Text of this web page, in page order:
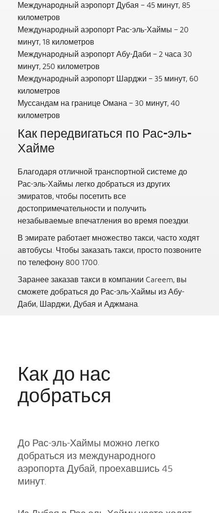
Международный аэропорт Дубая – 45 минут, 85
километров
Международный аэропорт Рас-эль-Хаймы – 20
минут, 18 километров
Международный аэропорт Абу-Даби – 2 часа 30
минут, 250 километров
Международный аэропорт Шарджи – 35 минут, 60
километров
Муссандам на границе Омана – 30 минут, 40
километров
Как передвигаться по Рас-эль-
Хайме
Благодаря отличной транспортной системе до
Рас-эль-Хаймы легко добраться из других
эмиратов, чтобы посетить все
достопримечательности и получить
незабываемые впечатления во время поездки.
В эмирате работает множество такси, часто ходят
автобусы. Чтобы заказать такси, просто позвоните
по телефону 800 1700.
Заранее заказав такси в компании Careem, вы
сможете добраться до Рас-эль-Хаймы из Абу-
Даби, Шарджи, Дубая и Аджмана.
Как до нас
добраться
До Рас-эль-Хаймы можно легко
добраться из международного
аэропорта Дубай, проехавшись 45
минут.